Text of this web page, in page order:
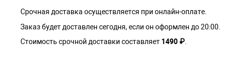
Срочная доставка осуществляется при онлайн-оплате.
Заказ будет доставлен сегодня, если он оформлен до 20:00.
Стоимость срочной доставки составляет 1490 ₽